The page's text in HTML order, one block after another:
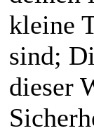
kleine
sind;
dieser